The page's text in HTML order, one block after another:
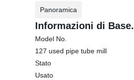
Panoramica
Informazioni di Base.
Model No.
127 used pipe tube mill
Stato
Usato